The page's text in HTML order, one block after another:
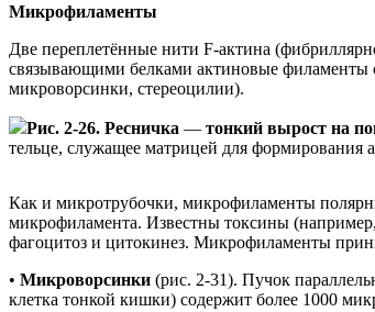
Микрофиламенты
Две переплетённые нити F-актина
связывающими белками актиновые филаменты
микроворсинки, стереоцилии).
Рис. 2-26. Ресничка — тонкий вырост на
тельце, служащее матрицей для формирования
Как и микротрубочки, микрофиламенты
микрофиламента. Известны токсины
фагоцитоз и цитокинез. Микрофиламенты
• Микроворсинки (рис. 2-31). Пучок
клетка тонкой кишки) содержит более 1000